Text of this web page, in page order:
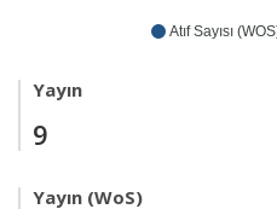
Atıf Sayısı
Yayın
9
Yayın (WoS)